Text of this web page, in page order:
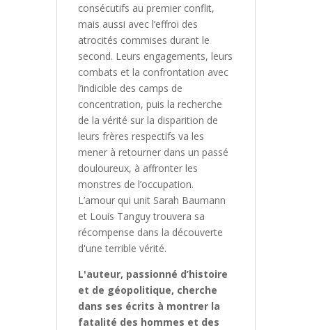
consécutifs au premier conflit,
mais aussi avec l’effroi des
atrocités commises durant le
second. Leurs engagements, leurs
combats et la confrontation avec
l’indicible des camps de
concentration, puis la recherche
de la vérité sur la disparition de
leurs frères respectifs va les
mener à retourner dans un passé
douloureux, à affronter les
monstres de l’occupation.
L’amour qui unit Sarah Baumann
et Louis Tanguy trouvera sa
récompense dans la découverte
d'une terrible vérité.
L'auteur, passionné d’histoire
et de géopolitique, cherche
dans ses écrits à montrer la
fatalité des hommes et des